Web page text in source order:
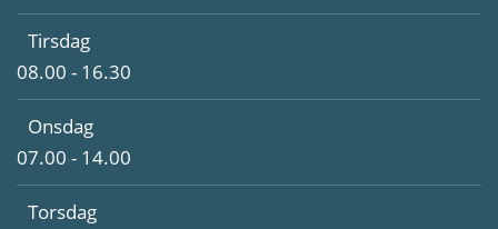
Tirsdag
08.00 - 16.30
Onsdag
07.00 - 14.00
Torsdag